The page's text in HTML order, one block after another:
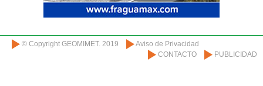
© Copyright GEOMIMET. 2019
Aviso de Privacidad
CONTACTO
PUBLICIDAD